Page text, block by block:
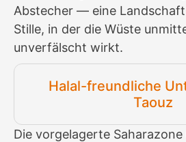
Abstecher — eine Landschaft
Stille, in der die Wüste
unverfälscht wirkt.
Halal-freundliche
Taouz
Die vorgelagerte Saharazone